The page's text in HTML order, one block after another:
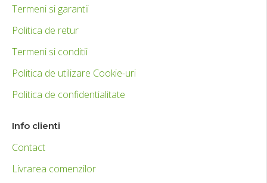
Termeni si garantii
Politica de retur
Termeni si conditii
Politica de utilizare Cookie-uri
Politica de confidentialitate
Info clienti
Contact
Livrarea comenzilor